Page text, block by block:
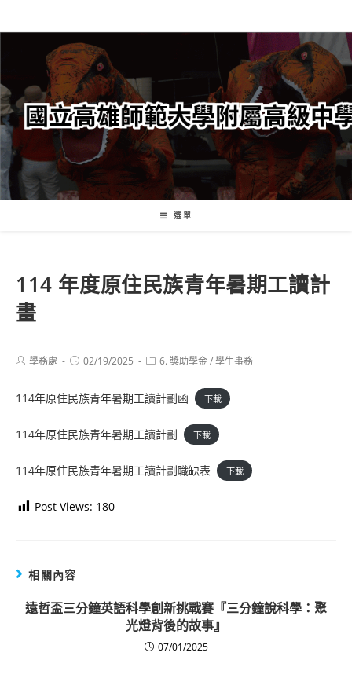
轉
要
內
容
選單
114 年度原住民族青年暑期工讀計
畫
Post學務處
Post02/19/2025
Post6. 獎助學金/學生事務
114年原住民族青年暑期工讀計劃函 下載
114年原住民族青年暑期工讀計劃 下載
114年原住民族青年暑期工讀計劃職缺表 下載
Post Views: 180
相關內容
遠哲盃三分鐘英語科學創新挑戰賽『三分鐘說科學：聚
光燈背後的故事』
07/01/2025